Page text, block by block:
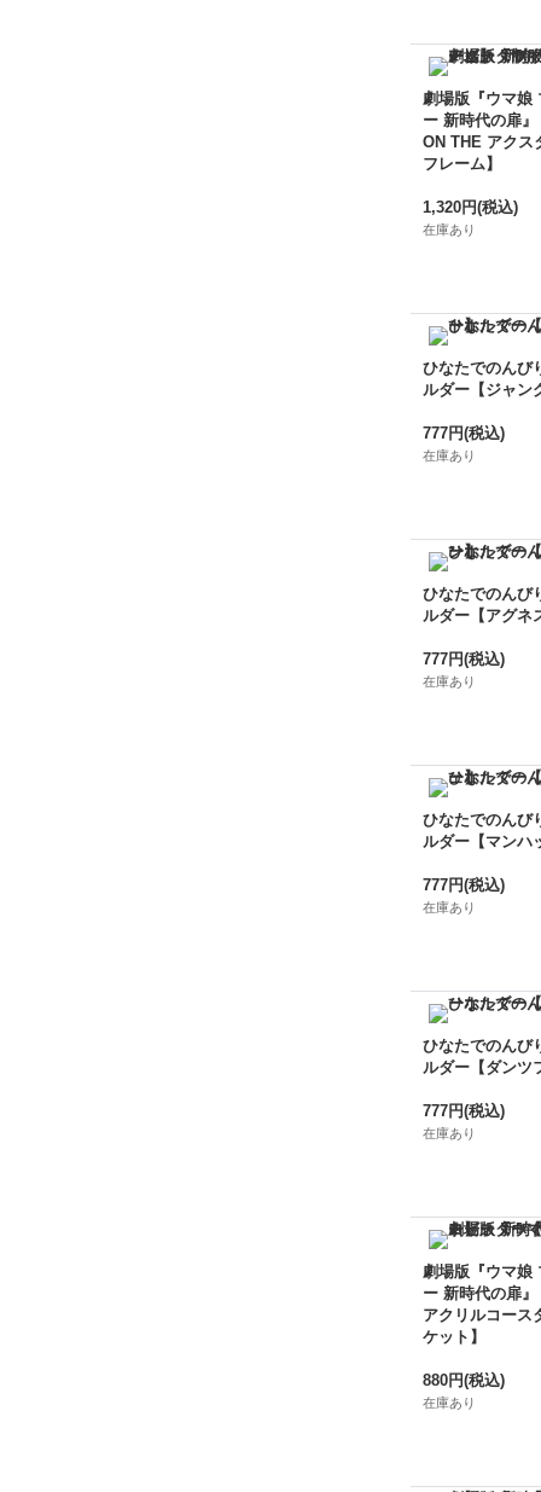
劇場版『ウマ娘
ー 新時代の扉』
ON THE アクス
フレーム】
1,320円(税込)
在庫あり
ひなたでのんび
ルダー【ジャン
777円(税込)
在庫あり
ひなたでのんび
ルダー【アグネ
777円(税込)
在庫あり
ひなたでのんび
ルダー【マンハ
777円(税込)
在庫あり
ひなたでのんび
ルダー【ダンツ
777円(税込)
在庫あり
劇場版『ウマ娘
ー 新時代の扉』
アクリルコース
ケット】
880円(税込)
在庫あり